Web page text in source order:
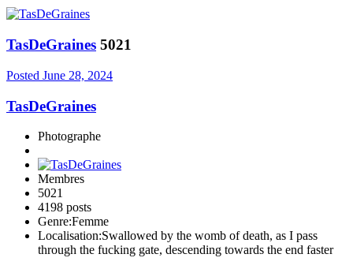
TasDeGraines 5021
Posted June 28, 2024
TasDeGraines
Photographe
Membres
5021
4198 posts
Genre:Femme
Localisation:Swallowed by the womb of death, as I pass
through the fucking gate, descending towards the end faster